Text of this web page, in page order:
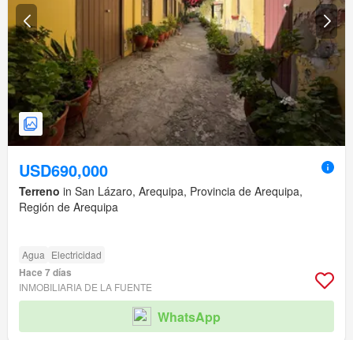
USD690,000
Terreno in San Lázaro, Arequipa, Provincia de Arequipa,
Región de Arequipa
Agua Electricidad
Hace 7 días
INMOBILIARIA DE LA FUENTE
WhatsApp